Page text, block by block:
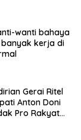
wanti bahaya
banyak kerja di
Gerai Ritel
Anton Doni
Pro Rakyat